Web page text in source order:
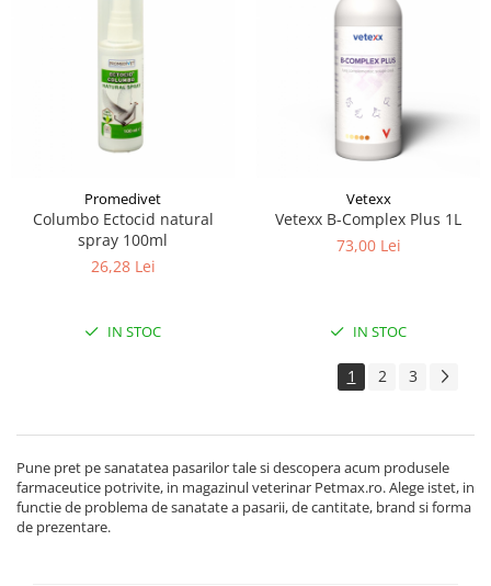
Promedivet
Columbo Ectocid natural
spray 100ml
26,28 Lei
IN STOC
Vetexx
Vetexx B-Complex Plus 1L
73,00 Lei
IN STOC
1 2 3
Pune pret pe sanatatea pasarilor tale si descopera acum produsele
farmaceutice potrivite, in magazinul veterinar Petmax.ro. Alege istet, in
functie de problema de sanatate a pasarii, de cantitate, brand si forma
de prezentare.